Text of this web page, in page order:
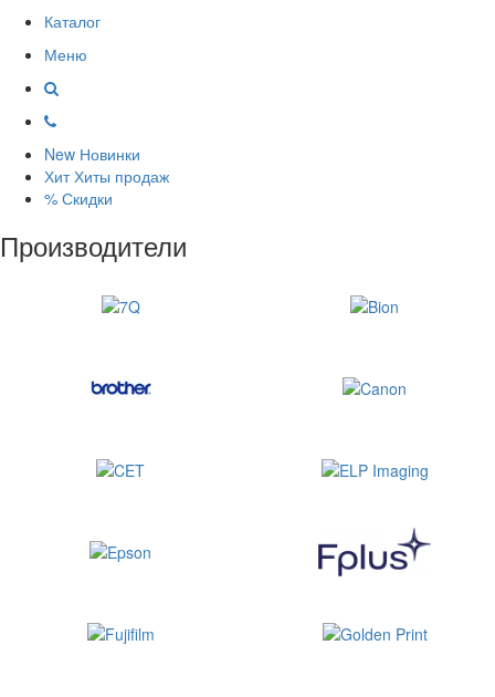
Каталог
Меню
New Новинки
Хит Хиты продаж
% Скидки
Производители